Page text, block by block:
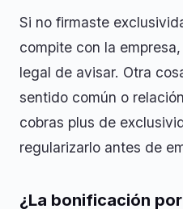
Si no firmaste
compite con la
legal de avisar. Otra
sentido común o
cobras plus de
regularizarlo antes de
¿La bonificación